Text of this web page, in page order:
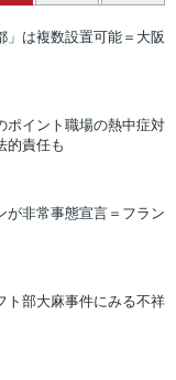
」は複数設置可能＝大阪
ポイント職場の熱中症対
的責任も
が非常事態宣言＝フラン
ト部大麻事件にみる不祥